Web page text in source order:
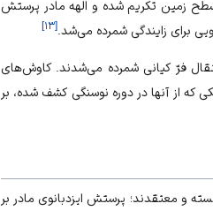
زمین تکریم شده و الهه مادر پرستش
برای زایندگی شمرده می‌شد.[۱۳]
فرّ کیانی شمرده می‌شدند. کاوش‌های
از آنها در دوره نوسنگی کشف شده، بر
و معتقدند؛ پرستش ایزدبانوی مادر بر